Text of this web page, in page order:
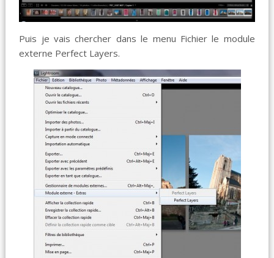
Puis je vais chercher dans le menu Fichier le module
externe Perfect Layers.